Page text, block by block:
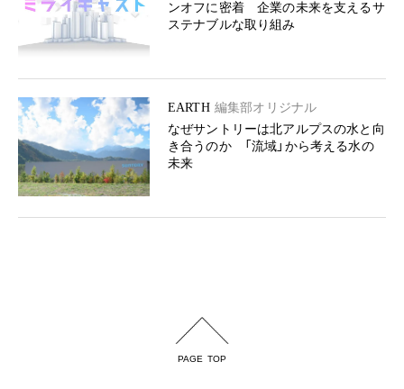
ンオフに密着 企業の未来を支えるサ
ステナブルな取り組み
EARTH 編集部オリジナル
なぜサントリーは北アルプスの水と向
き合うのか 「流域」から考える水の
未来
PAGE TOP